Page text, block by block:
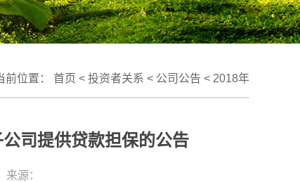
前位置： 首页 < 投资者关系 < 公司公告 < 2018年
司提供贷款担保的公告
来源：